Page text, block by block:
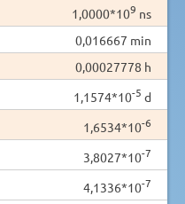
1,0000*109 ns
0,016667 min
0,00027778 h
1,1574*10-5 d
1,6534*10-6
3,8027*10-7
4,1336*10-7